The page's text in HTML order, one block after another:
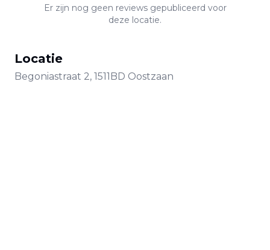
Er zijn nog geen reviews gepubliceerd voor
deze locatie.
Locatie
Begoniastraat 2, 1511BD Oostzaan